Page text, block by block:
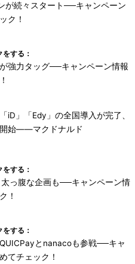
が続々スタート──キャンペーン
ク！
する：
強力タッグ──キャンペーン情報
iD」「Edy」の全国導入が完了、
開始――マクドナルド
する：
っ腹な企画も──キャンペーン情
！
する：
とnanacoも参戦──キャ
てチェック！